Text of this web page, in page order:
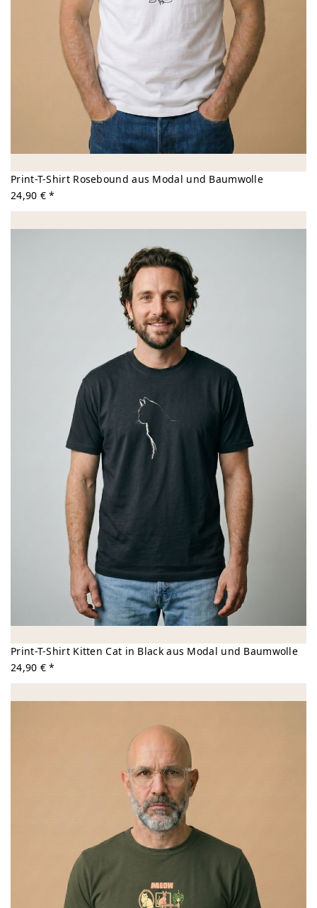
Print-T-Shirt Rosebound aus Modal und Baumwolle
24,90 € *
Print-T-Shirt Kitten Cat in Black aus Modal und Baumwolle
24,90 € *